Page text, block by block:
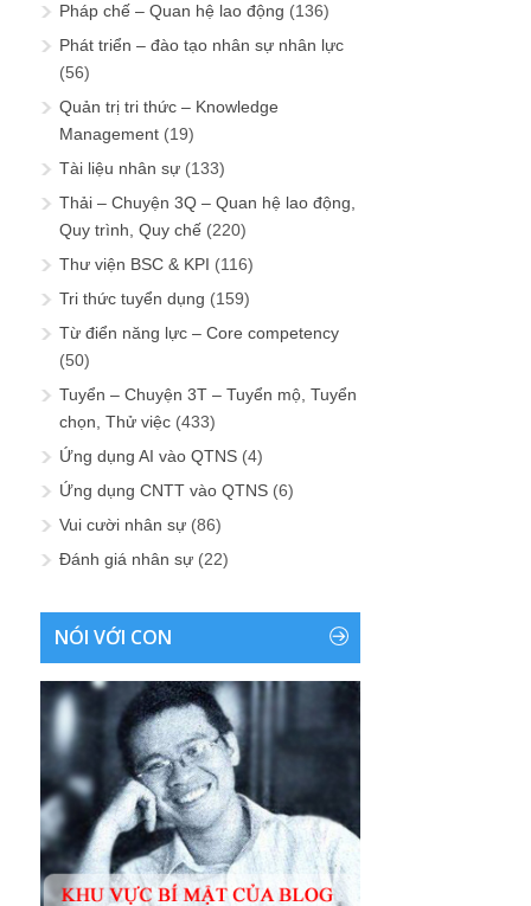
Pháp chế – Quan hệ lao động (136)
Phát triển – đào tạo nhân sự nhân lực
(56)
Quản trị tri thức – Knowledge
Management (19)
Tài liệu nhân sự (133)
Thải – Chuyện 3Q – Quan hệ lao động,
Quy trình, Quy chế (220)
Thư viện BSC & KPI (116)
Tri thức tuyển dụng (159)
Từ điển năng lực – Core competency
(50)
Tuyển – Chuyện 3T – Tuyển mộ, Tuyển
chọn, Thử việc (433)
Ứng dụng AI vào QTNS (4)
Ứng dụng CNTT vào QTNS (6)
Vui cười nhân sự (86)
Đánh giá nhân sự (22)
NÓI VỚI CON